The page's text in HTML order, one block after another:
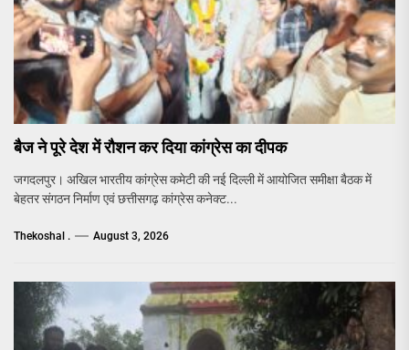
बैज ने पूरे देश में रौशन कर दिया कांग्रेस का दीपक
जगदलपुर। अखिल भारतीय कांग्रेस कमेटी की नई दिल्ली में आयोजित समीक्षा बैठक में
बेहतर संगठन निर्माण एवं छत्तीसगढ़ कांग्रेस कनेक्ट...
Thekoshal . August 3, 2026